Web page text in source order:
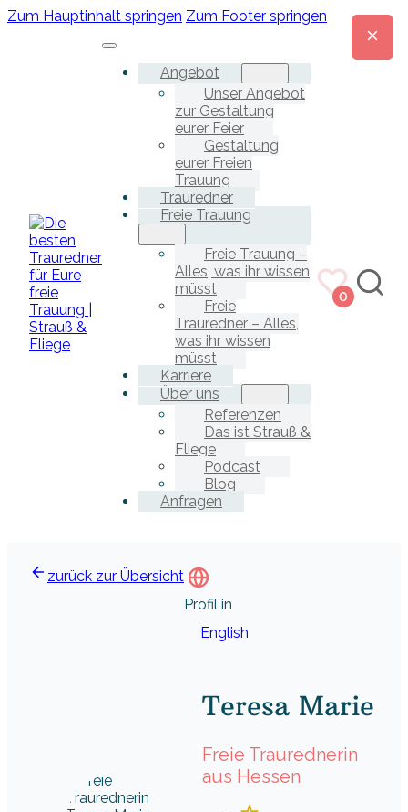
Zum Hauptinhalt springen Zum Footer springen
Angebot
Unser Angebot
zur Gestaltung
eurer Feier
Gestaltung
eurer Freien
Trauung
Trauredner
Freie Trauung
Freie Trauung –
Alles, was ihr wissen
müsst
Freie
Trauredner – Alles,
was ihr wissen
müsst
Karriere
Über uns
Referenzen
Das ist Strauß &
Fliege
Podcast
Blog
Anfragen
0
zurück zur Übersicht
Profil in
English
Teresa Marie
Freie Traurednerin
aus Hessen